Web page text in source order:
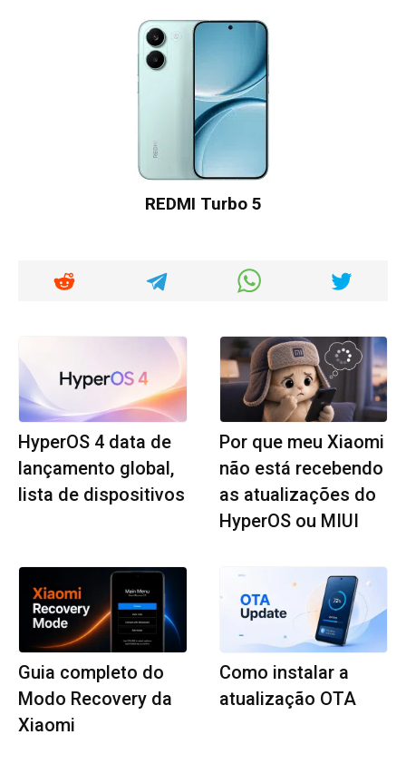
REDMI Turbo 5
HyperOS 4 data de
lançamento global,
lista de dispositivos
Por que meu Xiaomi
não está recebendo
as atualizações do
HyperOS ou MIUI
Guia completo do
Modo Recovery da
Xiaomi
Como instalar a
atualização OTA